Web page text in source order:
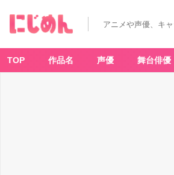
アニメや声優、キ
TOP 作品名 声優 舞台俳優